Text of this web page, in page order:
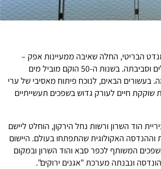
המנדט הבריטי, החלה שאיבה ממעיינות אפק –
מקורות הירקון – והמים סיפקו את צורכי ירושלים וסביבתה. בשנות ה-50 הוקם מוביל מים
בעשורים הבאים, לנוכח פיתוח מאסיבי של ערי
שוקקת חיים לעורק גדוש בשפכים תעשייתיים
הוד השרון ורשות נחל הירקון, הוחלט ליישם
וההנדסה האקולוגית שהתפתחו בעולם. היישום
המשותף לכפר סבא והוד השרון ובמקום
ונבנתה מערכת "אגנים ירוקים".